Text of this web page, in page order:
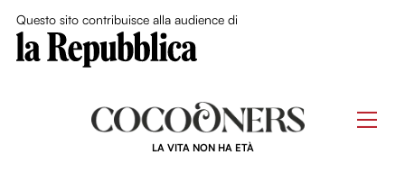
Questo sito contribuisce alla audience di
LA VITA NON HA ETÀ